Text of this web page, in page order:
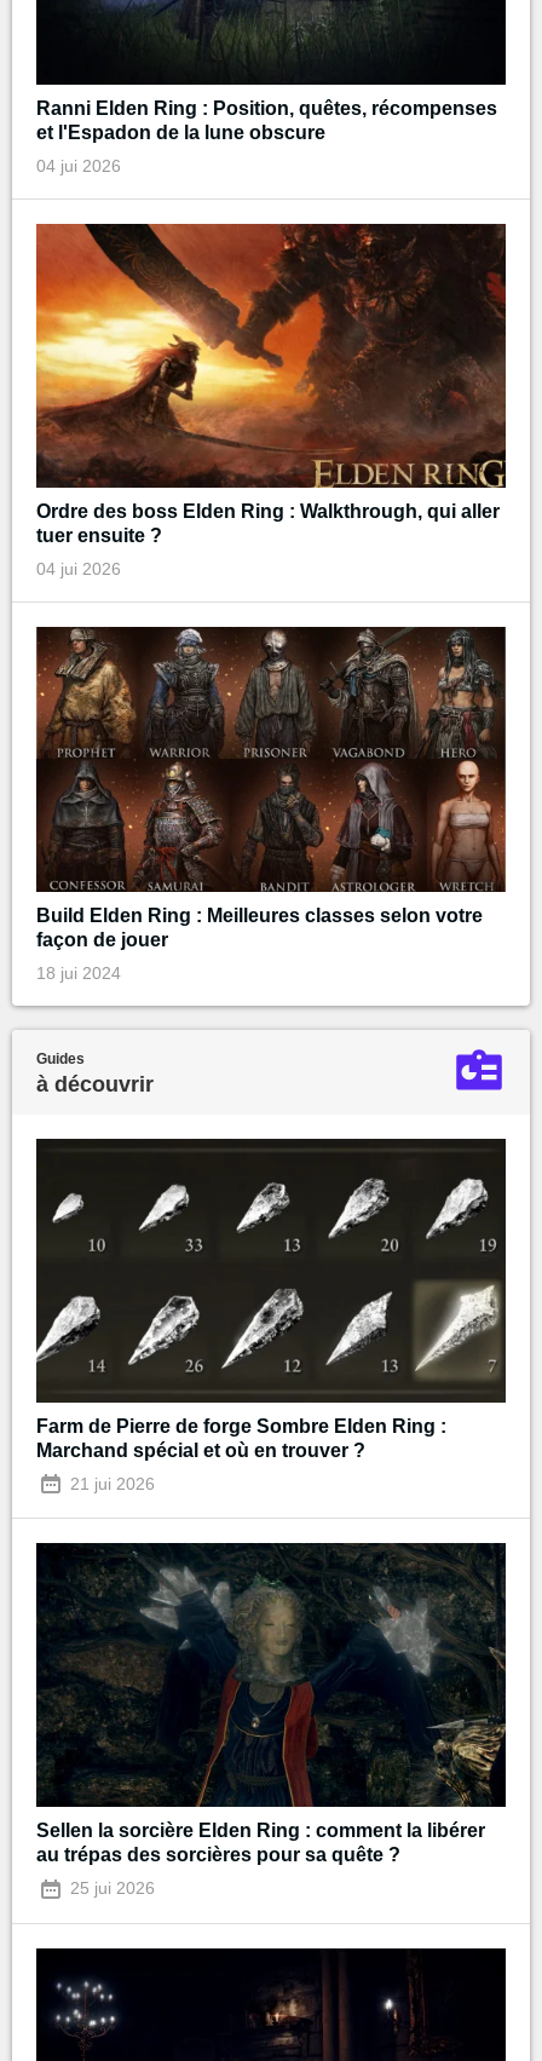
Ranni Elden Ring : Position, quêtes, récompenses
et l'Espadon de la lune obscure
04 jui 2026
Ordre des boss Elden Ring : Walkthrough, qui aller
tuer ensuite ?
04 jui 2026
Build Elden Ring : Meilleures classes selon votre
façon de jouer
18 jui 2024
Guides
à découvrir
Farm de Pierre de forge Sombre Elden Ring :
Marchand spécial et où en trouver ?
21 jui 2026
Sellen la sorcière Elden Ring : comment la libérer
au trépas des sorcières pour sa quête ?
25 jui 2026